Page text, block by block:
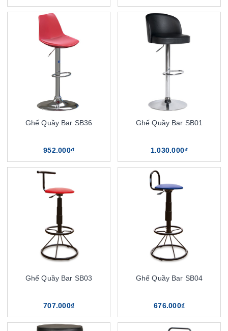
Ghế Quầy Bar SB36
952.000₫
Ghế Quầy Bar SB01
1.030.000₫
Ghế Quầy Bar SB03
707.000₫
Ghế Quầy Bar SB04
676.000₫